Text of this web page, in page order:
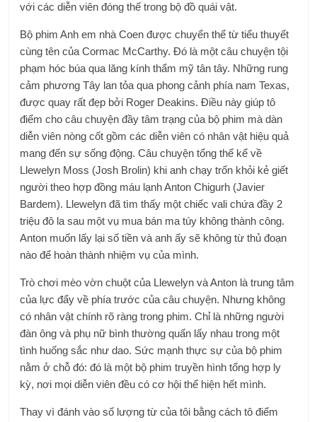
với các diễn viên đóng thế trong bộ đồ quái vật.
Bộ phim Anh em nhà Coen được chuyển thể từ tiểu thuyết
cùng tên của Cormac McCarthy. Đó là một câu chuyện tội
phạm hóc búa qua lăng kính thẩm mỹ tân tây. Những rung
cảm phương Tây lan tỏa qua phong cảnh phía nam Texas,
được quay rất đẹp bởi Roger Deakins. Điều này giúp tô
điểm cho câu chuyện đầy tâm trạng của bộ phim mà dàn
diễn viên nòng cốt gồm các diễn viên có nhân vật hiệu quả
mang đến sự sống động. Câu chuyện tổng thể kể về
Llewelyn Moss (Josh Brolin) khi anh chạy trốn khỏi kẻ giết
người theo hợp đồng máu lạnh Anton Chigurh (Javier
Bardem). Llewelyn đã tìm thấy một chiếc vali chứa đầy 2
triệu đô la sau một vụ mua bán ma túy không thành công.
Anton muốn lấy lại số tiền và anh ấy sẽ không từ thủ đoạn
nào để hoàn thành nhiệm vụ của mình.
Trò chơi mèo vờn chuột của Llewelyn và Anton là trung tâm
của lực đẩy về phía trước của câu chuyện. Nhưng không
có nhân vật chính rõ ràng trong phim. Chỉ là những người
đàn ông và phụ nữ bình thường quấn lấy nhau trong một
tình huống sắc như dao. Sức mạnh thực sự của bộ phim
nằm ở chỗ đó: đó là một bộ phim truyền hình tổng hợp ly
kỳ, nơi mọi diễn viên đều có cơ hội thể hiện hết mình.
Thay vì đánh vào số lượng từ của tôi bằng cách tô điểm